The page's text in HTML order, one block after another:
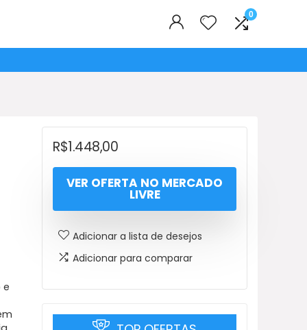
0
e
R$1.448,00
VER OFERTA NO MERCADO
LIVRE
Adicionar a lista de desejos
Adicionar para comparar